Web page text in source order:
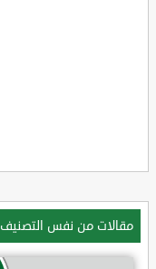
مقالات من نفس التصنيف